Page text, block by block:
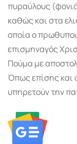
πυραύλους
καθώς και στα
οποία ο
επισμηναγός
Πούμα με
Όπως επίσης και
υπηρετούν την